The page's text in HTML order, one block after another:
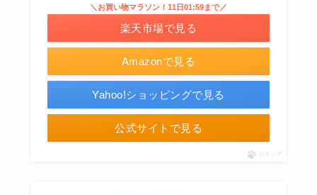
Amazonで見る
＼お買い物マラソン！11日01:59まで／
楽天市場で見る
Yahoo!ショッピングで見る
公式サイトで見る
ポチップ